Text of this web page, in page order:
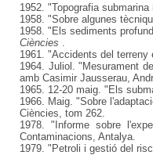
1952. "Topografia
1958. "Sobre algunes
1958. "Els sediments
Ciències
1961. "Accidents del terreny
1964. Juliol. "Mesurament
amb Casimir Jausserau,
1965. 12-20 maig. "Els
1966. Maig. "Sobre
Ciències, tom 262.
1978. "Informe sobre
Contaminacions, Antalya.
1979. "Petroli i gestió del